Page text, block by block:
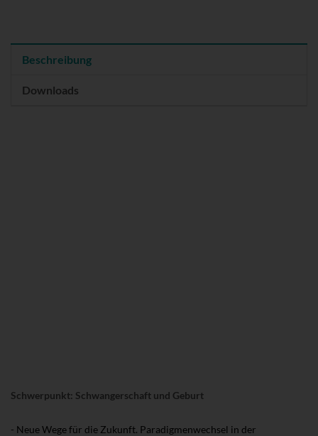
Beschreibung
Downloads
Schwerpunkt: Schwangerschaft und Geburt
- Neue Wege für die Zukunft. Paradigmenwechsel in der